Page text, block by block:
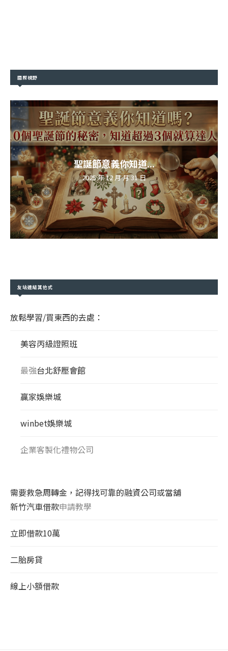
國際視野
聖誕節意義你知道...
2025 年 12 月 月 31 日
友站連結其他式
放鬆學習/買東西的去處：
美容丙級證照班
最強台北舒壓會館
贏家娛樂城
winbet娛樂城
企業客製化禮物公司
需要救急周轉金，記得找可靠的融資公司或當舖
新竹汽車借款申請教學
立即借款10萬
二胎房貸
線上小額借款